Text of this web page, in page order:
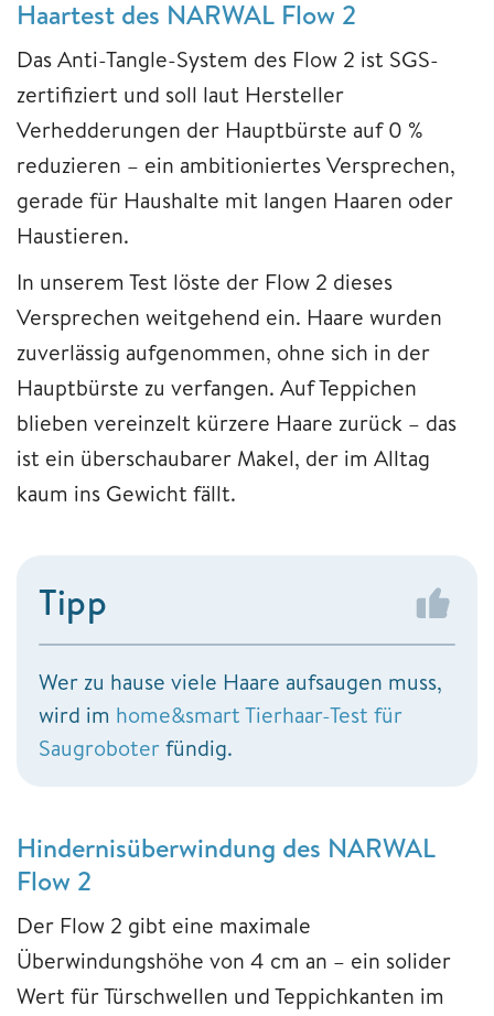
Haartest des NARWAL Flow 2
Das Anti-Tangle-System des Flow 2 ist SGS-
zertifiziert und soll laut Hersteller
Verhedderungen der Hauptbürste auf 0 %
reduzieren – ein ambitioniertes Versprechen,
gerade für Haushalte mit langen Haaren oder
Haustieren.
In unserem Test löste der Flow 2 dieses
Versprechen weitgehend ein. Haare wurden
zuverlässig aufgenommen, ohne sich in der
Hauptbürste zu verfangen. Auf Teppichen
blieben vereinzelt kürzere Haare zurück – das
ist ein überschaubarer Makel, der im Alltag
kaum ins Gewicht fällt.
Tipp
Wer zu hause viele Haare aufsaugen muss,
wird im home&smart Tierhaar-Test für
Saugroboterfündig.
Hindernisüberwindung des NARWAL
Flow 2
Der Flow 2 gibt eine maximale
Überwindungshöhe von 4 cm an – ein solider
Wert für Türschwellen und Teppichkanten im